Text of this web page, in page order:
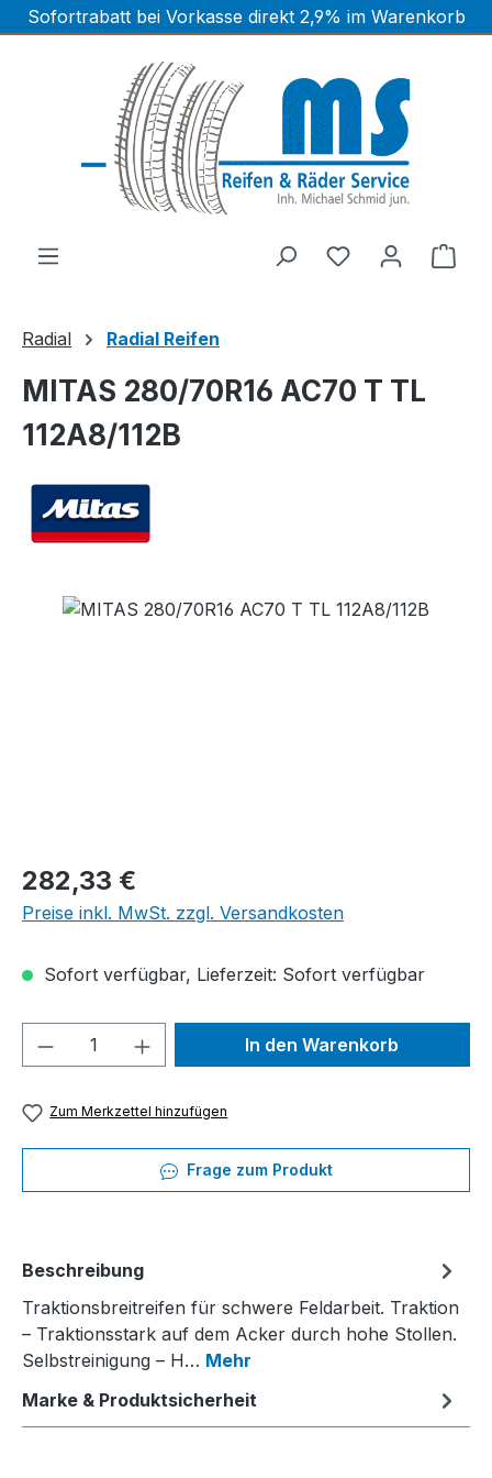
Zum Hauptinhalt springen
Sofortrabatt bei Vorkasse direkt 2,9% im Warenkorb
Radial Radial Reifen
MITAS 280/70R16 AC70 T TL
112A8/112B
Bildergalerie überspringen
Regulärer Preis:
282,33 €
Preise inkl. MwSt. zzgl. Versandkosten
Sofort verfügbar, Lieferzeit: Sofort verfügbar
Produkt Anzahl: Gib denIn den Warenkorb
Zum Merkzettel hinzufügen
Frage zum Produkt
Beschreibung
Traktionsbreitreifen für schwere Feldarbeit. Traktion
– Traktionsstark auf dem Acker durch hohe Stollen.
Selbstreinigung – H… Mehr
Marke & Produktsicherheit